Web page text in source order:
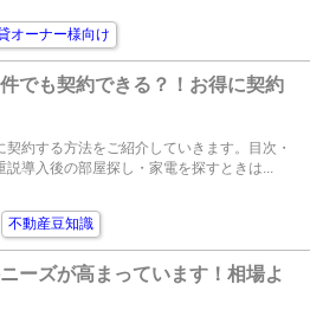
オーナー様向け
でも契約できる？！お得に契約
契約する方法をご紹介していきます。目次・
説導入後の部屋探し・家電を探すときは...
不動産豆知識
ーズが高まっています！相場よ